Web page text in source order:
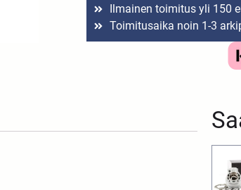
Ilmainen toimitus yli 150
Toimitusaika noin 1-3